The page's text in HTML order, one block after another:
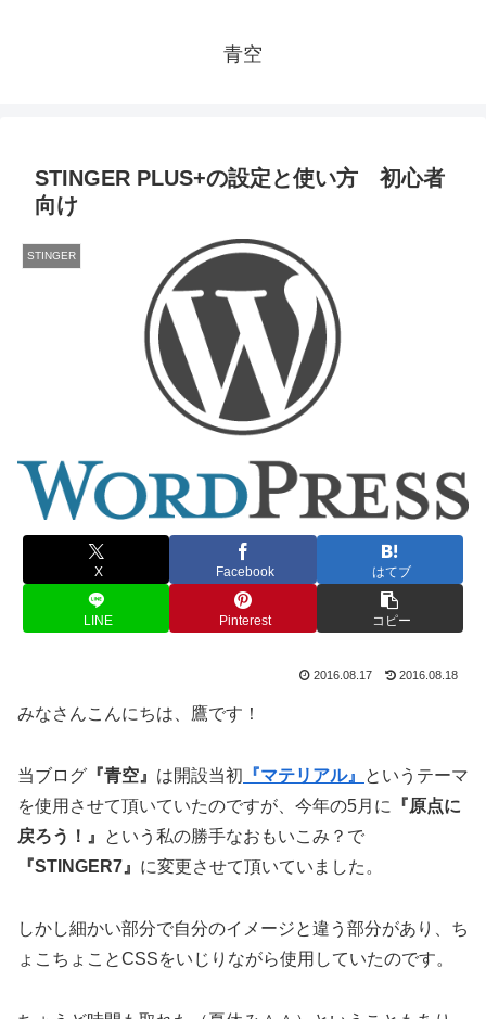
青空
STINGER PLUS+の設定と使い方 初心者
向け
STINGER
X Facebook はてブ
LINE Pinterest コピー
2016.08.17 2016.08.18
みなさんこんにちは、鷹です！
当ブログ 『青空』 は開設当初 『マテリアル』
というテーマ
を使用させて頂いていたのですが、今年の5月に
『原点に
戻ろう！』
という私の勝手なおもいこみ？で
『STINGER7』 に変更させて頂いていました。
しかし細かい部分で自分のイメージと違う部分があり、ち
ょこちょことCSSをいじりながら使用していたのです。